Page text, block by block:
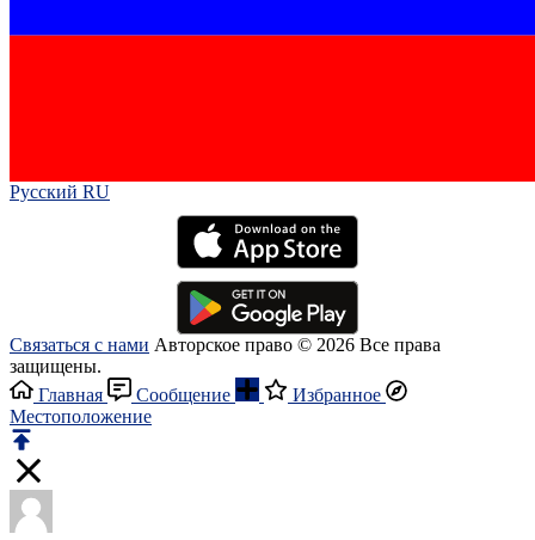
Русский RU‎
Связаться с нами Авторское право © 2026 Все права
защищены.
Главная
Сообщение
Избранное
Местоположение